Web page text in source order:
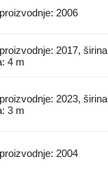
2006
2017, širina
4 m
2023, širina
3 m
2004